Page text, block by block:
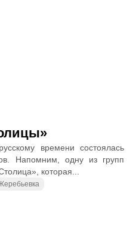
времени состоялась
Напомним, одну из групп
которая...